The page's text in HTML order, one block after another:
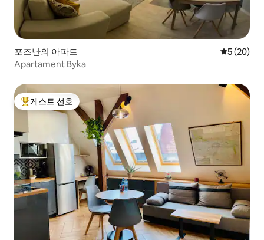
포즈난의 아파트 평점 5점(5
5 (20)
Apartament Byka
상위 게스트 선호
게스트 선호